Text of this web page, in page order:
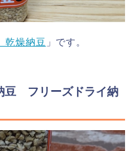
燥納豆 」です。
豆 フリーズドライ納